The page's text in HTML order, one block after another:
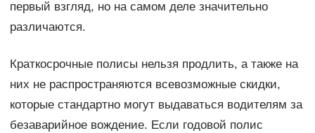
первый взгляд, но на самом деле значительно
различаются.
Краткосрочные полисы нельзя продлить, а также на
них не распространяются всевозможные скидки,
которые стандартно могут выдаваться водителям за
безаварийное вождение. Если годовой полис